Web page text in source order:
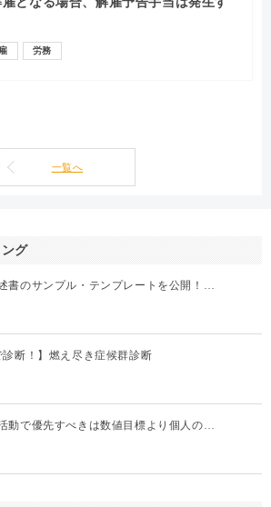
労務
一覧へ
グ
書のサンプル・テンプレートを公開！…
診断！】燃え尽き症候群診断
活動で優先すべきは数値目標より個人の…